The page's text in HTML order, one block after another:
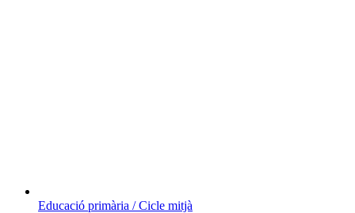
Educació primària / Cicle mitjà